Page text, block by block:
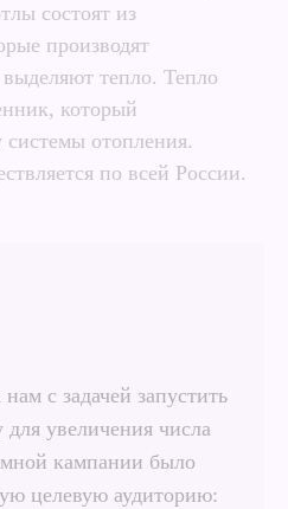
состоят из
производят
тепло. Тепло
который
системы отопления.
по всей России.
с задачей запустить
увеличения числа
кампании было
целевую аудиторию: